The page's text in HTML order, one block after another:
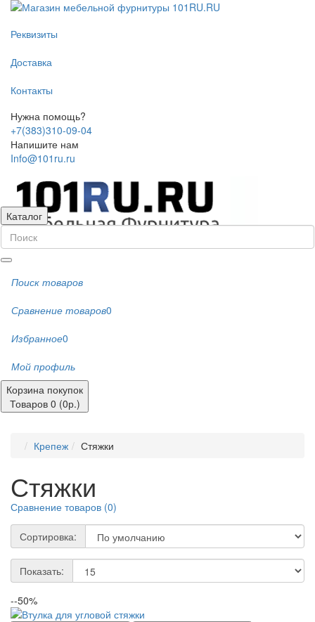
Реквизиты
Доставка
Контакты
Нужна помощь?
+7(383)310-09-04
Напишите нам
Info@101ru.ru
Каталог
Поиск товаров
Сравнение товаров0
Избранное0
Мой профиль
Корзина покупок
Товаров 0 (0р.)
Крепеж Стяжки
Стяжки
Сравнение товаров (0)
Сортировка:
Показать:
--50%